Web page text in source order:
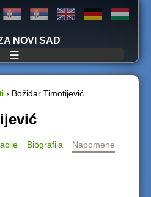
to navigation
NOVI SAD
☰
› Božidar Timotijević
Biografija Napomene